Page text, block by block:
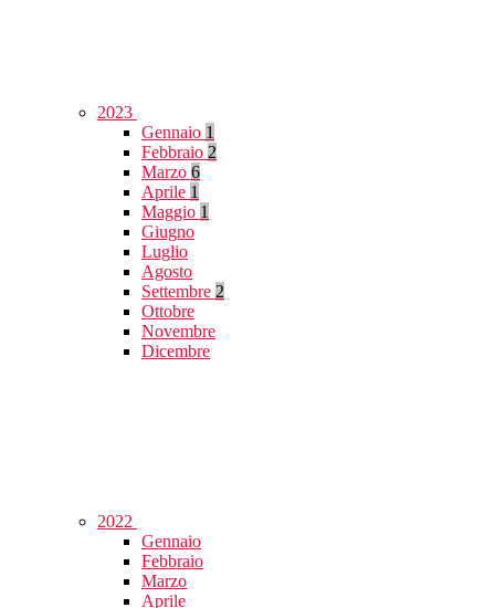
2023
Gennaio 1
Febbraio 2
Marzo 6
Aprile 1
Maggio 1
Giugno
Luglio
Agosto
Settembre 2
Ottobre
Novembre
Dicembre
2022
Gennaio
Febbraio
Marzo
Aprile